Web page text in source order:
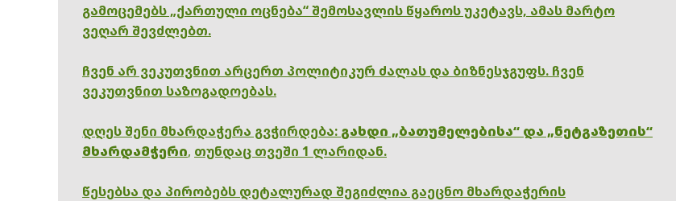
გამოცემებს „ქართული ოცნება“ შემოსავლის წყაროს უკეტავს, ამას მარტო
ვეღარ შევძლებთ.
ჩვენ არ ვეკუთვნით არცერთ პოლიტიკურ ძალას და ბიზნესჯგუფს. ჩვენ
ვეკუთვნით საზოგადოებას.
დღეს შენი მხარდაჭერა გვჭირდება: გახდი „ბათუმელებისა“ და „ნეტგაზეთის“
მხარდამჭერი, თუნდაც თვეში 1 ლარიდან.
წესებსა და პირობებს დეტალურად შეგიძლია გაეცნო მხარდაჭერის